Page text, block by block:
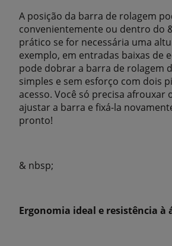
A posição da barra de rolagem
convenientemente ou dentro do
prático se for necessária uma
exemplo, em entradas baixas de
pode dobrar a barra de rolagem
simples e sem esforço com dois
acesso. Você só precisa afrouxar
ajustar a barra e fixá-la
pronto!
& nbsp;
Ergonomia ideal e resistência à